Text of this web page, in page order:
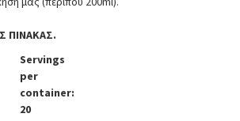
ΠΙΝΑΚΑΣ.
Servings
per
container:
20